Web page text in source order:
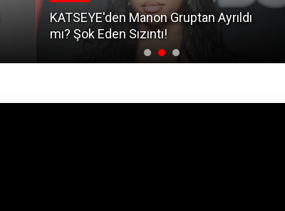
KATSEYE'den Manon Gruptan Ayrıldı
mı? Şok Eden Sızıntı!